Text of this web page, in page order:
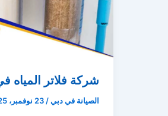
شركة فلاتر المياه
الصيانة في دبي/ 23 نوفمبر، 2025